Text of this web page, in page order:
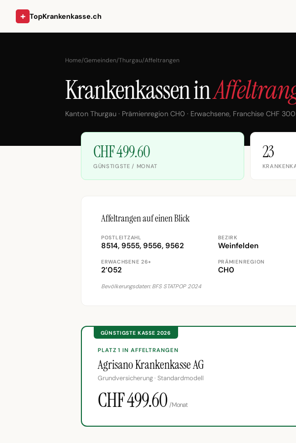
+ TopKrankenkasse.ch
Home/Gemeinden/Thurgau/Affeltrangen
Krankenkassen in
Kanton Thurgau · Prämienregion CH0 · Erwachsene, Franchise CHF 300
CHF 499.60
GÜNSTIGSTE / MONAT
23
Affeltrangen auf einen Blick
POSTLEITZAHL
8514, 9555, 9556, 9562
BEZIRK
Weinfelden
ERWACHSENE 26+
2’052
PRÄMIENREGION
CH0
Bevölkerungsdaten: BFS STATPOP 2024
GÜNSTIGSTE KASSE 2026
PLATZ 1 IN AFFELTRANGEN
Agrisano Krankenkasse AG
Grundversicherung · Standardmodell
CHF 499.60 /Monat